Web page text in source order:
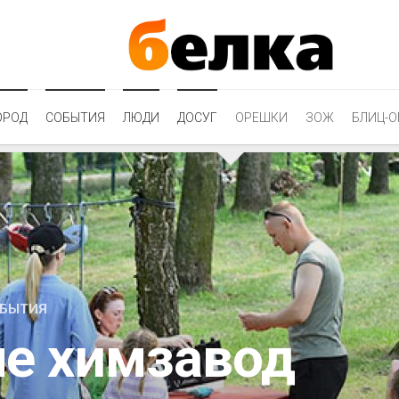
СОБЫТИЯ ЛЮДИ ДОСУГ ОРЕШКИ ЗОЖ БЛИЦ-
химзавод